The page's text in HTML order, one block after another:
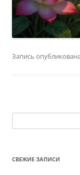
Запись опубликована
СВЕЖИЕ ЗАПИСИ